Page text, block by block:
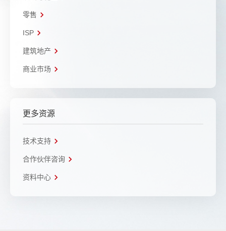
零售
ISP
建筑地产
商业市场
更多资源
技术支持
合作伙伴咨询
资料中心